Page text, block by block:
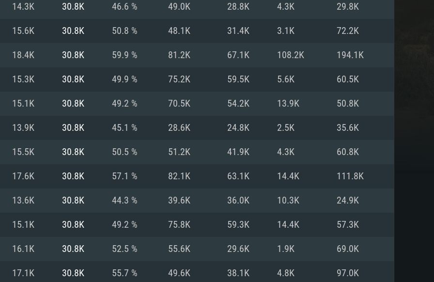
DE SISTEMA
Recomendado
Recomendado
mais recente
Recomendado
14.3K 30.8K 46.6 % 49.0K 28.8K 4.3K 29.8K
15.6K 30.8K 50.8 % 48.1K 31.4K 3.1K 72.2K
18.4K 30.8K 59.9 % 81.2K 67.1K 108.2K 194.1K
15.3K 30.8K 49.9 % 75.2K 59.5K 5.6K 60.5K
15.1K 30.8K 49.2 % 70.5K 54.2K 13.9K 50.8K
13.9K 30.8K 45.1 % 28.6K 24.8K 2.5K 35.6K
15.5K 30.8K 50.5 % 51.2K 41.9K 4.3K 60.8K
17.6K 30.8K 57.1 % 82.1K 63.1K 14.4K 111.8K
13.6K 30.8K 44.3 % 39.6K 36.0K 10.3K 24.9K
15.1K 30.8K 49.2 % 75.8K 59.3K 14.4K 57.3K
16.1K 30.8K 52.5 % 55.6K 29.6K 1.9K 69.0K
17.1K 30.8K 55.7 % 49.6K 38.1K 4.8K 97.0K